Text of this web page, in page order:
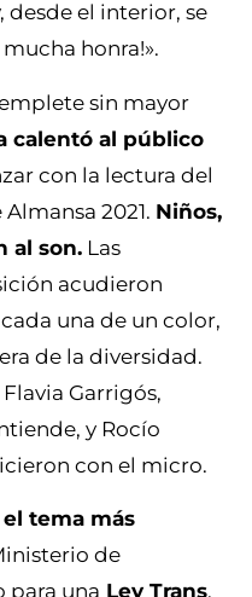
desde el interior, se
mucha honra!».
sin mayor
calentó al público
con la lectura del
2021. Niños,
al son. Las
acudieron
una de un color,
de la diversidad.
Garrigós,
y Rocío
con el micro.
tema más
de
para una Ley Trans,